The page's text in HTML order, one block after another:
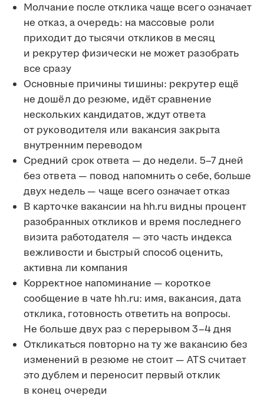
Молчание после отклика чаще всего означает
не отказ, а очередь: на массовые роли
приходит до тысячи откликов в месяц
и рекрутер физически не может разобрать
все сразу
Основные причины тишины: рекрутер ещё
не дошёл до резюме, идёт сравнение
нескольких кандидатов, ждут ответа
от руководителя или вакансия закрыта
внутренним переводом
Средний срок ответа — до недели. 5–7 дней
без ответа — повод напомнить о себе, больше
двух недель — чаще всего означает отказ
В карточке вакансии на hh.ru видны процент
разобранных откликов и время последнего
визита работодателя — это часть индекса
вежливости и быстрый способ оценить,
активна ли компания
Корректное напоминание — короткое
сообщение в чате hh.ru: имя, вакансия, дата
отклика, готовность ответить на вопросы.
Не больше двух раз с перерывом 3–4 дня
Откликаться повторно на ту же вакансию без
изменений в резюме не стоит — ATS считает
это дублем и переносит первый отклик
в конец очереди